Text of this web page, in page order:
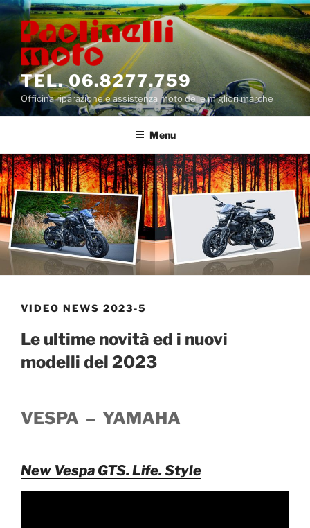
Salta
al
contenuto
TEL. 06.8277.759
Officina riparazione e assistenza moto delle migliori marche
Menu
VIDEO NEWS 2023-5
Le ultime novità ed i nuovi
modelli del 2023
VESPA – YAMAHA
New Vespa GTS. Life. Style